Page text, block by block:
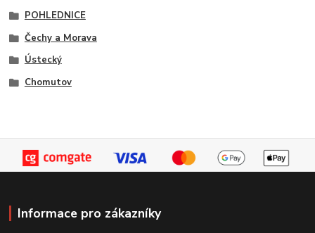
POHLEDNICE
Čechy a Morava
Ústecký
Chomutov
Informace pro zákazníky